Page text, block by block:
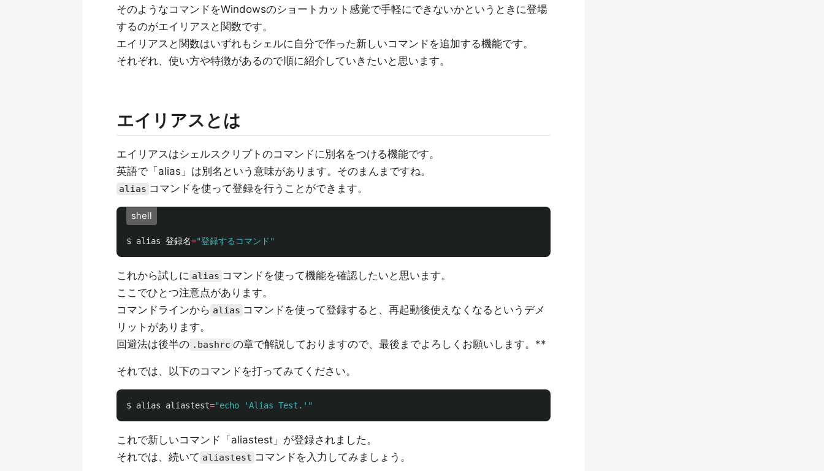
そのようなコマンドをWindowsのショートカット感覚で手軽にできないかというときに登場
するのがエイリアスと関数です。
エイリアスと関数はいずれもシェルに自分で作った新しいコマンドを追加する機能です。
それぞれ、使い方や特徴があるので順に紹介していきたいと思います。
エイリアスとは
エイリアスはシェルスクリプトのコマンドに別名をつける機能です。
英語で「alias」は別名という意味があります。そのまんまですね。
alias コマンドを使って登録を行うことができます。
shell
$ alias 登録名="登録するコマンド"
これから試しに alias コマンドを使って機能を確認したいと思います。
ここでひとつ注意点があります。
コマンドラインから alias コマンドを使って登録すると、再起動後使えなくなるというデメ
リットがあります。
回避法は後半の .bashrc の章で解説しておりますので、最後までよろしくお願いします。**
それでは、以下のコマンドを打ってみてください。
$ alias aliastest="echo 'Alias Test.'"
これで新しいコマンド「aliastest」が登録されました。
それでは、続いて aliastest コマンドを入力してみましょう。